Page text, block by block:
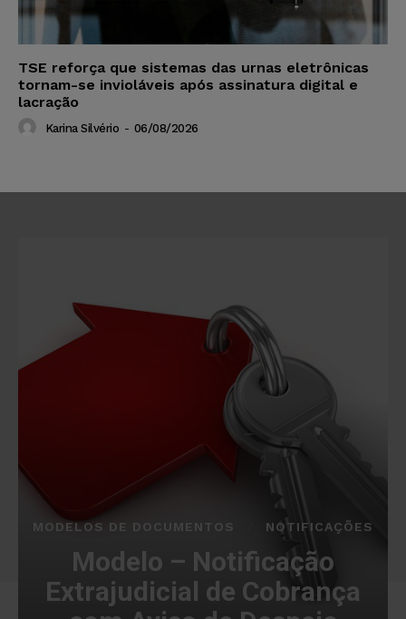
TSE reforça que sistemas das urnas eletrônicas
tornam-se invioláveis após assinatura digital e
lacração
Karina Silvério - 06/08/2026